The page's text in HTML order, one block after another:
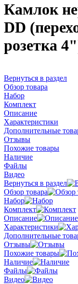
Камлок
DD
розетка
Вернуться в раздел
Обзор товара
Набор
Комплект
Описание
Характеристики
Дополнительные
Отзывы
Похожие товары
Наличие
Файлы
Видео
Вернуться в раздел
Обзор товара
Набор
Комплект
Описание
Характеристики
Дополнительные
Отзывы
Похожие товары
Наличие
Файлы
Видео